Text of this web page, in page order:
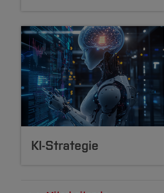
KI-Strategie